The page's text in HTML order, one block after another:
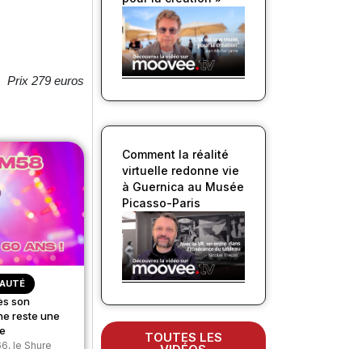
Prix 279 euros
son
reste une
le Shure
Comment la réalité
virtuelle redonne vie
à Guernica au Musée
Picasso-Paris
TOUTES LES